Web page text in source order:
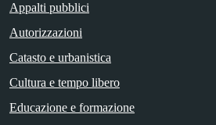
Appalti pubblici
Autorizzazioni
Catasto e urbanistica
Cultura e tempo libero
Educazione e formazione